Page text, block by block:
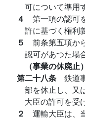
可について準用
４ 第一項の認可
許に基づく権利
５ 前条第五項か
認可があつた場
（事業の休廃止）
第二十八条 鉄道
部を休止し、又
大臣の許可を受
２ 運輸大臣は、